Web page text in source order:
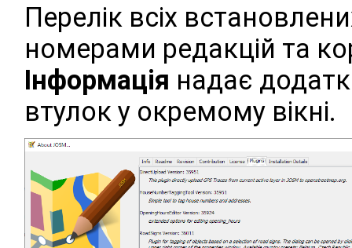
Перелік всіх
номерами редакцій та
Інформація надає
втулок у окремому вікні.